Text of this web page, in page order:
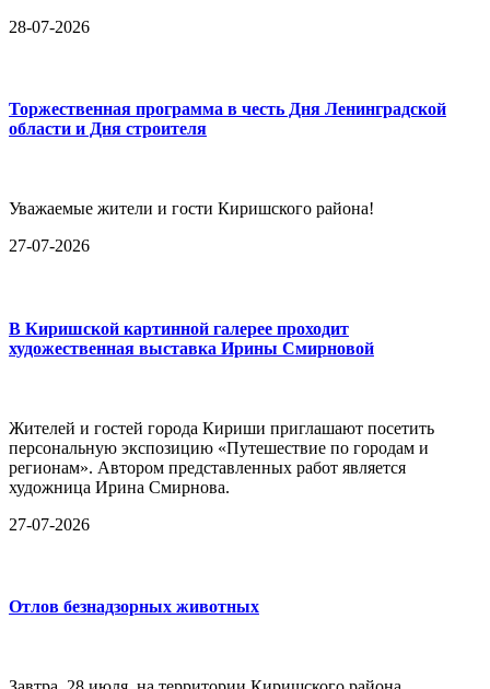
28-07-2026
Торжественная программа в честь Дня Ленинградской
области и Дня строителя
Уважаемые жители и гости Киришского района!
27-07-2026
В Киришской картинной галерее проходит
художественная выставка Ирины Смирновой
Жителей и гостей города Кириши приглашают посетить
персональную экспозицию «Путешествие по городам и
регионам». Автором представленных работ является
художница Ирина Смирнова.
27-07-2026
Отлов безнадзорных животных